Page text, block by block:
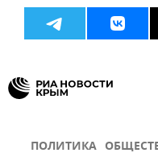
ПОЛИТИКА